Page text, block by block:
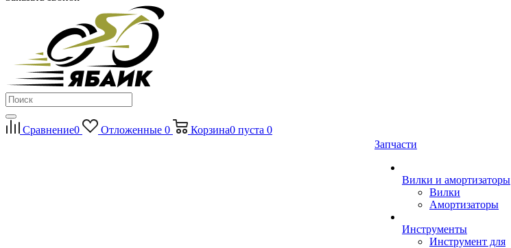
Сравнение0 Отложенные 0 Корзина0 пуста 0
Запчасти
Вилки и амортизаторы
Вилки
Амортизаторы
Инструменты
Инструмент для